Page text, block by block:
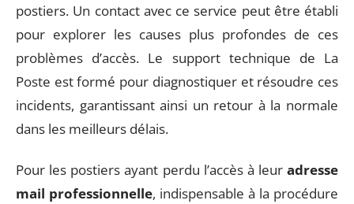
postiers. Un contact avec ce service peut être établi
pour explorer les causes plus profondes de ces
problèmes d’accès. Le support technique de La
Poste est formé pour diagnostiquer et résoudre ces
incidents, garantissant ainsi un retour à la normale
dans les meilleurs délais.
Pour les postiers ayant perdu l’accès à leur adresse
mail professionnelle, indispensable à la procédure